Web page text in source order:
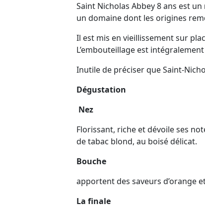
Saint Nicholas Abbey 8 ans est
un domaine dont les origines
Il est mis en vieillissement sur
L’embouteillage est
Inutile de préciser que Saint-
Dégustation
Nez
Florissant, riche et dévoile ses
de tabac blond, au boisé délicat.
Bouche
apportent des saveurs d’orange
La finale